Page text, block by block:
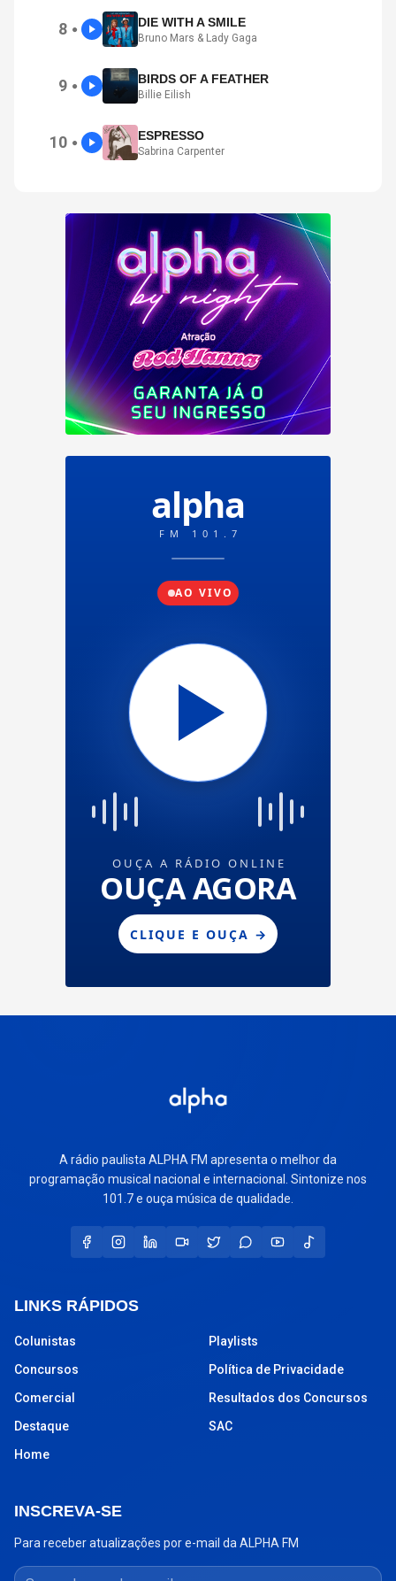
8 ● DIE WITH A SMILE
Bruno Mars & Lady Gaga
9 ● BIRDS OF A FEATHER
Billie Eilish
10 ● ESPRESSO
Sabrina Carpenter
A rádio paulista ALPHA FM apresenta o melhor da
programação musical nacional e internacional. Sintonize nos
101.7 e ouça música de qualidade.
LINKS RÁPIDOS
Colunistas
Concursos
Comercial
Destaque
Home
Playlists
Política de Privacidade
Resultados dos Concursos
SAC
INSCREVA-SE
Para receber atualizações por e-mail da ALPHA FM
Seu endereço de e-mail